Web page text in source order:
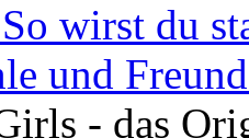
wirst du
und
- das